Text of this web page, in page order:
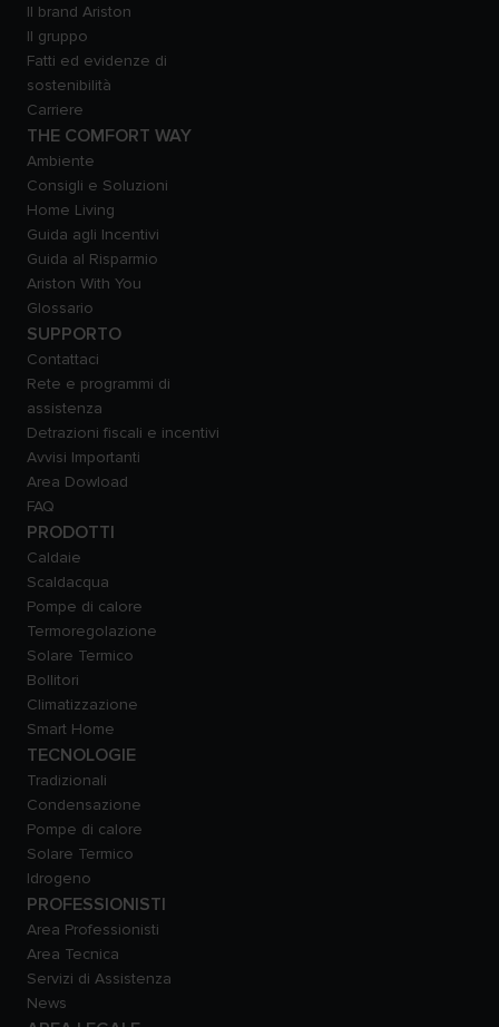
Il brand Ariston
Il gruppo
Fatti ed evidenze di
sostenibilità
Carriere
THE COMFORT WAY
Ambiente
Consigli e Soluzioni
Home Living
Guida agli Incentivi
Guida al Risparmio
Ariston With You
Glossario
SUPPORTO
Contattaci
Rete e programmi di
assistenza
Detrazioni fiscali e incentivi
Avvisi Importanti
Area Dowload
FAQ
PRODOTTI
Caldaie
Scaldacqua
Pompe di calore
Termoregolazione
Solare Termico
Bollitori
Climatizzazione
Smart Home
TECNOLOGIE
Tradizionali
Condensazione
Pompe di calore
Solare Termico
Idrogeno
PROFESSIONISTI
Area Professionisti
Area Tecnica
Servizi di Assistenza
News